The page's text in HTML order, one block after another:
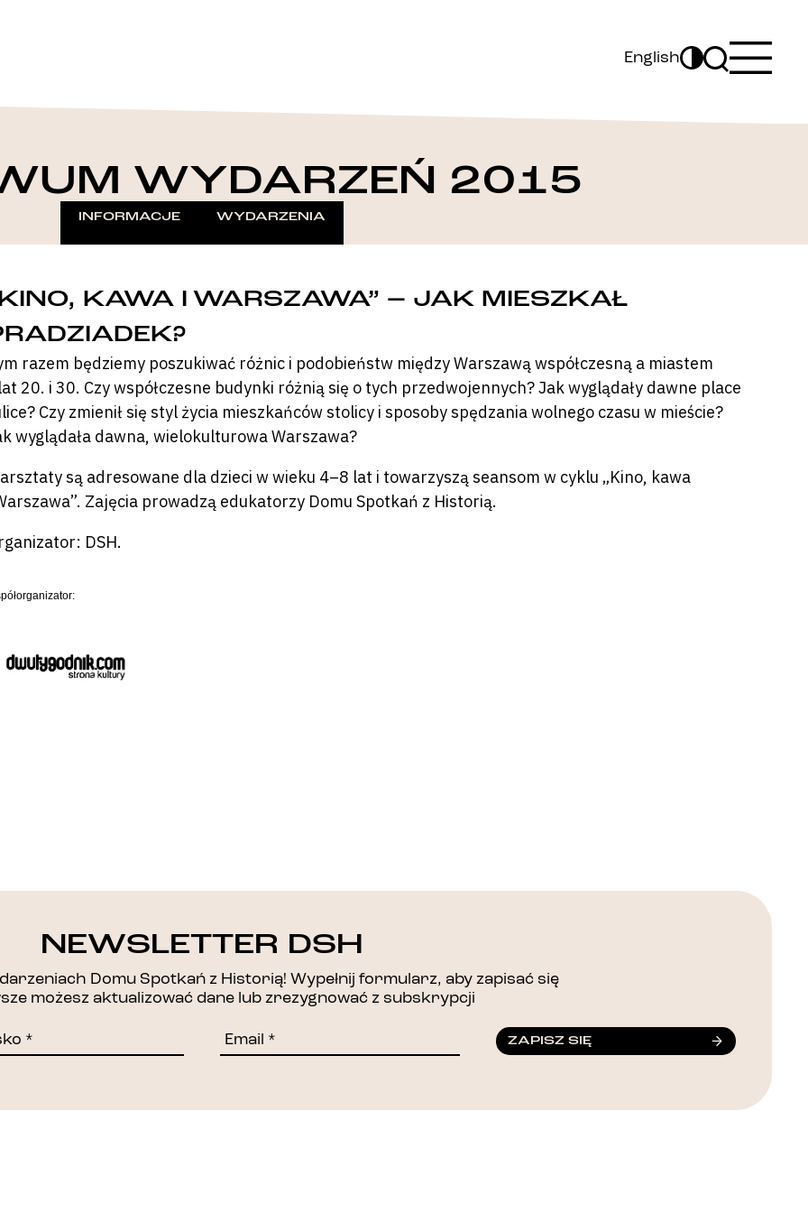
English
WYDARZEŃ 2015
INFORMACJE WYDARZENIA
KAWA I WARSZAWA” – JAK MIESZKAŁ
razem będziemy poszukiwać różnic i podobieństw między Warszawą współczesną a miastem
20. i 30. Czy współczesne budynki różnią się o tych przedwojennych? Jak wyglądały dawne place
Czy zmienił się styl życia mieszkańców stolicy i sposoby spędzania wolnego czasu w mieście?
wyglądała dawna, wielokulturowa Warszawa?
są adresowane dla dzieci w wieku 4–8 lat i towarzyszą seansom w cyklu „Kino, kawa
Zajęcia prowadzą edukatorzy Domu Spotkań z Historią.
DSH.
DZIĘKUJEMY!
NEWSLETTER DSH
Domu Spotkań z Historią! Wypełnij formularz, aby zapisać się
możesz aktualizować dane lub zrezygnować z subskrypcji
ZAPISZ SIĘ